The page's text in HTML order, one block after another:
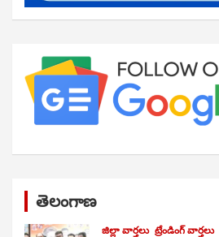
తెలంగాణ
జిల్లా వార్తలు ట్రేండింగ్ వార్తలు